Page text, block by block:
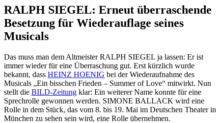
RALPH SIEGEL: Erneut überraschende
Besetzung für Wiederauflage seines
Musicals
Das muss man dem Altmeister RALPH SIEGEL ja lassen: Er ist
immer wieder für eine Überraschung gut. Erst kürzlich wurde
bekannt, dass HEINZ HOENIG bei der Wiederaufnahme des
Musicals „Ein bisschen Frieden – Summer of Love“ mitwirkt. Nun
stellt die BILD-Zeitung klar: Ein weiterer Name konnte für eine
Sprechrolle gewonnen werden. SIMONE BALLACK wird eine
Rolle in dem Stück, das vom 8. bis 19. Mai im Deutschen Theater in
München zu sehen sein wird, eine Rolle übernehmen.